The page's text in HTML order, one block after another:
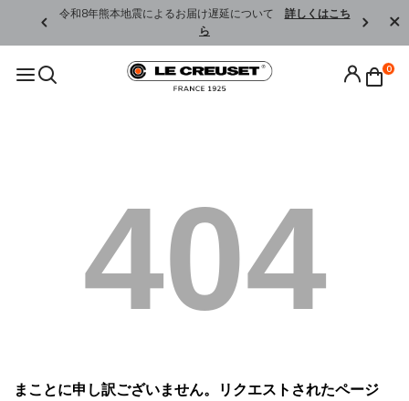
令和8年熊本地震によるお届け遅延について 詳しくはこち
ら
0
404
まことに申し訳ございません。リクエストされたページ